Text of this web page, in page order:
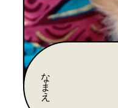
な
ま
え